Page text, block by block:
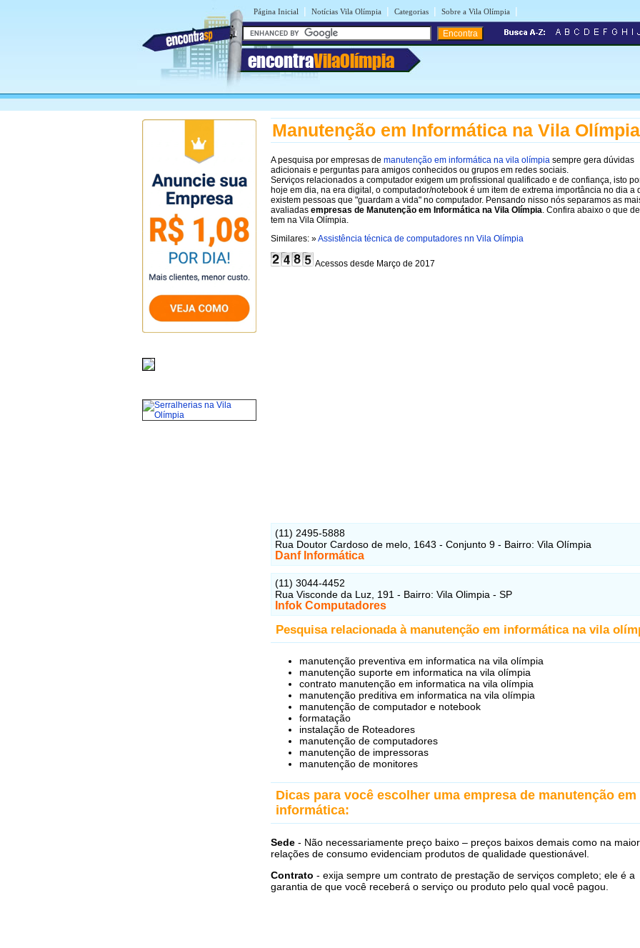
Página Inicial | Notícias Vila Olímpia | Categorias | Sobre a Vila Olímpia |
encontraVilaOlímpia
Manutenção em Informática na Vila Olímpia
A pesquisa por empresas de manutenção em informática na vila olímpia sempre gera dúvidas
adicionais e perguntas para amigos conhecidos ou grupos em redes sociais.
Serviços relacionados a computador exigem um profissional qualificado e de confiança, isto
hoje em dia, na era digital, o computador/notebook é um item de extrema importância no dia a
existem pessoas que "guardam a vida" no computador. Pensando nisso nós separamos as
avaliadas empresas de Manutenção em Informática na Vila Olímpia . Confira abaixo o que
tem na Vila Olímpia.
Similares: »Assistência técnica de computadores nn Vila Olímpia
Acessos desde Março de 2017
(11) 2495-5888
Rua Doutor Cardoso de melo, 1643 - Conjunto 9 - Bairro: Vila Olímpia
Danf Informática
(11) 3044-4452
Rua Visconde da Luz, 191 - Bairro: Vila Olimpia - SP
Infok Computadores
Pesquisa relacionada à manutenção em informática na vila
manutenção preventiva em informatica na vila olímpia
manutenção suporte em informatica na vila olímpia
contrato manutenção em informatica na vila olímpia
manutenção preditiva em informatica na vila olímpia
manutenção de computador e notebook
formatação
instalação de Roteadores
manutenção de computadores
manutenção de impressoras
manutenção de monitores
Dicas para você escolher uma empresa de manutenção em
informática:
Sede - Não necessariamente preço baixo – preços baixos demais como na
relações de consumo evidenciam produtos de qualidade questionável.
Contrato - exija sempre um contrato de prestação de serviços completo; ele é a
garantia de que você receberá o serviço ou produto pelo qual você pagou.